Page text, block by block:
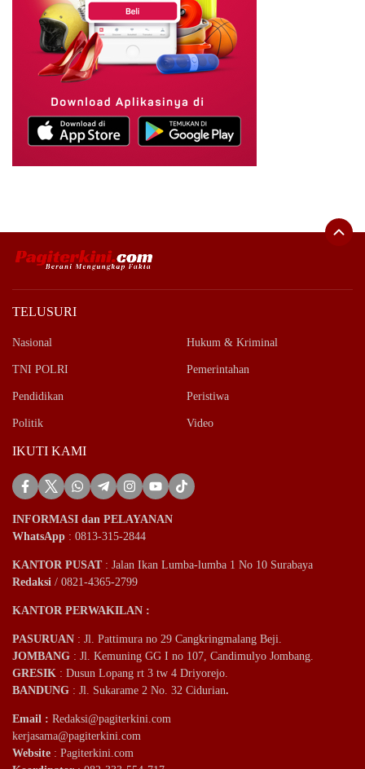
TELUSURI
Nasional Hukum & Kriminal
TNI POLRI Pemerintahan
Pendidikan Peristiwa
Politik Video
IKUTI KAMI
INFORMASI dan PELAYANAN
WhatsApp : 0813-315-2844
KANTOR PUSAT: Jalan Ikan Lumba-lumba 1 No 10 Surabaya
Redaksi / 0821-4365-2799
KANTOR PERWAKILAN :
PASURUAN : Jl. Pattimura no 29 Cangkringmalang Beji.
JOMBANG : Jl. Kemuning GG I no 107, Candimulyo Jombang.
GRESIK : Dusun Lopang rt 3 tw 4 Driyorejo.
BANDUNG : Jl. Sukarame 2 No. 32 Cidurian.
Email : Redaksi@pagiterkini.com
kerjasama@pagiterkini.com
Website : Pagiterkini.com